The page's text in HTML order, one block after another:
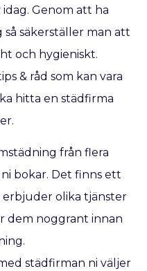
Genom att ha
säkerställer man att
och hygieniskt.
& råd som kan vara
hitta en städfirma
från flera
bokar. Det finns ett
olika tjänster
dem noggrant innan
städfirman ni väljer